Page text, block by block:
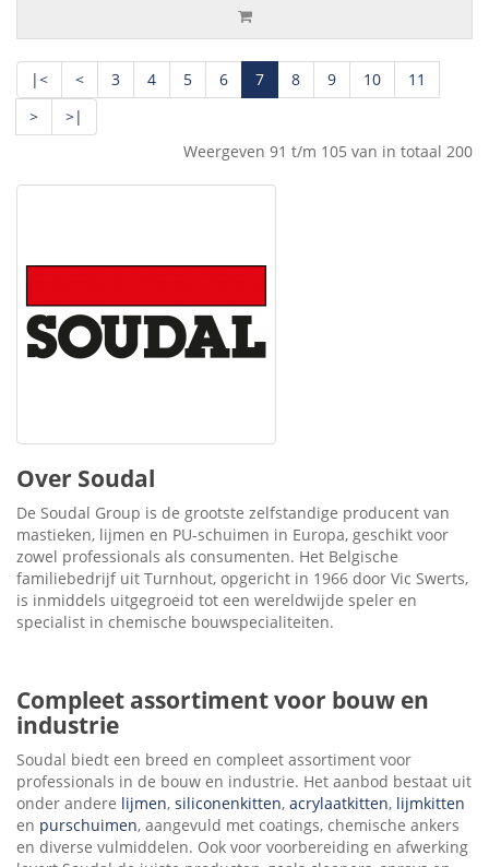
|< < 3 4 5 6 7 8 9 10
11
>
>|
Weergeven 91 t/m 105 van in totaal 200
Over Soudal
De Soudal Group is de grootste zelfstandige producent van
mastieken, lijmen en PU-schuimen in Europa, geschikt voor
zowel professionals als consumenten. Het Belgische
familiebedrijf uit Turnhout, opgericht in 1966 door Vic Swerts,
is inmiddels uitgegroeid tot een wereldwijde speler en
specialist in chemische bouwspecialiteiten.
Compleet assortiment voor bouw en
industrie
Soudal biedt een breed en compleet assortiment voor
professionals in de bouw en industrie. Het aanbod bestaat uit
onder andere lijmen, siliconenkitten, acrylaatkitten, lijmkitten
en purschuimen, aangevuld met coatings, chemische ankers
en diverse vulmiddelen. Ook voor voorbereiding en afwerking